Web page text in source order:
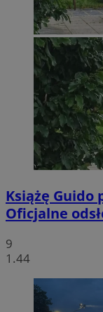
Książę Guido
Oficjalne
9
1.44